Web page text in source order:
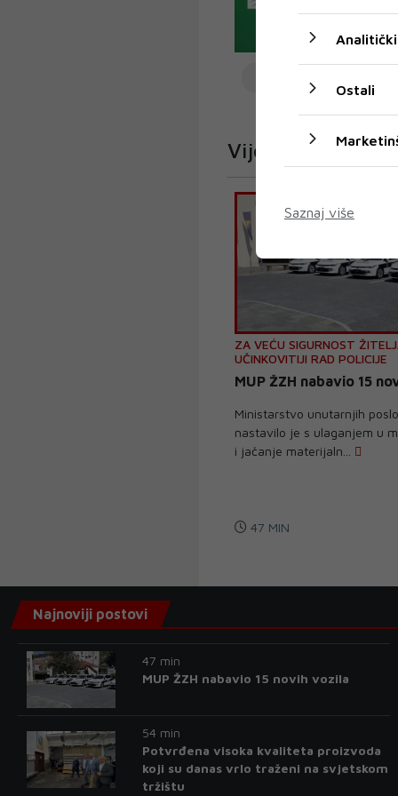
Vijesti
ZA VEĆU SIGURNOST
UČINKOVITIJI RAD POLICIJE
MUP ŽZH nabavio 15
Ministarstvo unutarnjih
nastavilo je s ulaganjem u
i jačanje materijaln...
47 MIN
Analitički
Ostali
Saznaj više
Najnoviji postovi
47 min
MUP ŽZH nabavio 15 novih vozila
54 min
Potvrđena visoka kvaliteta proizvoda
koji su danas vrlo traženi na svjetskom
tržištu